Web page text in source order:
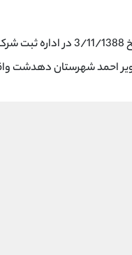
شرکت صنایع پتروشیمی دهدشت
احمد شهرستان دهدشت